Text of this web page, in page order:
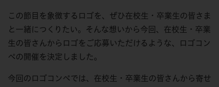
この節目を象徴するロゴを、ぜひ在校生・卒業生の皆さま
と一緒につくりたい。そんな想いから今回、在校生・卒業
生の皆さんからロゴをご応募いただけるような、ロゴコン
ペの開催を決定しました。
今回のロゴコンペでは、在校生・卒業生の皆さんから寄せ